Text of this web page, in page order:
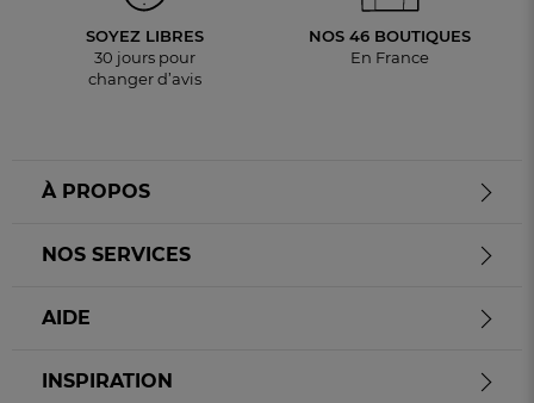
SOYEZ LIBRES
30 jours pour
changer d’avis
NOS 46 BOUTIQUES
En France
À PROPOS
NOS SERVICES
AIDE
INSPIRATION